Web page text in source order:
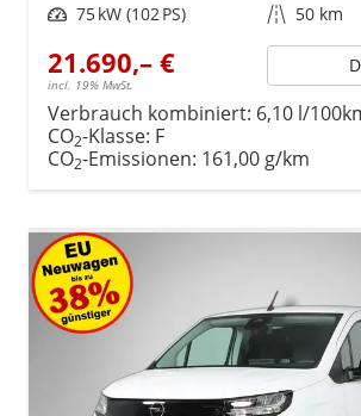
Leistung 75 kW (102 PS) Kilometerstand 50 km
21.690,– €
incl. 19% MwSt.
Verbrauch kombiniert: 6,10 l/
CO2-Klasse: F
CO2-Emissionen: 161,00 g/km